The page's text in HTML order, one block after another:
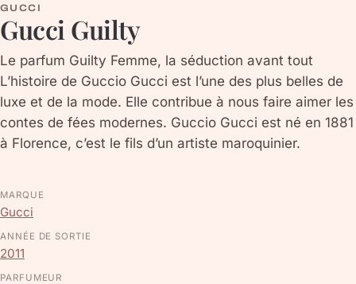
GUCCI
Gucci Guilty
Le parfum Guilty Femme, la séduction avant tout
L’histoire de Guccio Gucci est l’une des plus belles de
luxe et de la mode. Elle contribue à nous faire aimer les
contes de fées modernes. Guccio Gucci est né en 1881
à Florence, c’est le fils d’un artiste maroquinier.
MARQUE
Gucci
ANNÉE DE SORTIE
2011
PARFUMEUR